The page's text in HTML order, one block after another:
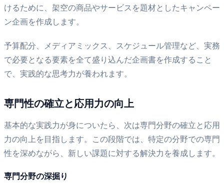
けるために、架空の商品やサービスを題材としたキャンペー
ン企画を作成します。
予算配分、メディアミックス、スケジュール管理など、実務
で必要となる要素を全て盛り込んだ企画書を作成すること
で、実践的な思考力が養われます。
専門性の確立と応用力の向上
基本的な実践力が身についたら、次は専門分野の確立と応用
力の向上を目指します。この段階では、特定の分野での専門
性を深めながら、新しい課題に対する解決力を養成します。
専門分野の深掘り